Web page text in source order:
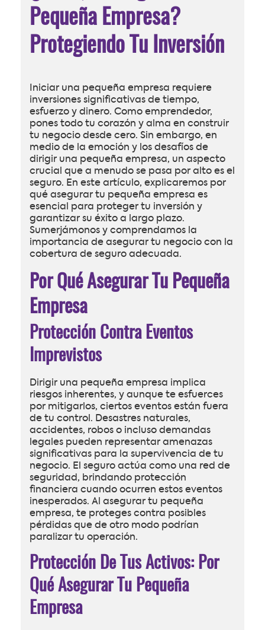
Pequeña Empresa?
Protegiendo Tu Inversión
Iniciar una pequeña empresa requiere
inversiones significativas de tiempo,
esfuerzo y dinero. Como emprendedor,
pones todo tu corazón y alma en construir
tu negocio desde cero. Sin embargo, en
medio de la emoción y los desafíos de
dirigir una pequeña empresa, un aspecto
crucial que a menudo se pasa por alto es el
seguro. En este artículo, explicaremos por
qué asegurar tu pequeña empresa es
esencial para proteger tu inversión y
garantizar su éxito a largo plazo.
Sumerjámonos y comprendamos la
importancia de asegurar tu negocio con la
cobertura de seguro adecuada.
Por Qué Asegurar Tu Pequeña
Empresa
Protección Contra Eventos
Imprevistos
Dirigir una pequeña empresa implica
riesgos inherentes, y aunque te esfuerces
por mitigarlos, ciertos eventos están fuera
de tu control. Desastres naturales,
accidentes, robos o incluso demandas
legales pueden representar amenazas
significativas para la supervivencia de tu
negocio. El seguro actúa como una red de
seguridad, brindando protección
financiera cuando ocurren estos eventos
inesperados. Al asegurar tu pequeña
empresa, te proteges contra posibles
pérdidas que de otro modo podrían
paralizar tu operación.
Protección De Tus Activos: Por
Qué Asegurar Tu Pequeña
Empresa